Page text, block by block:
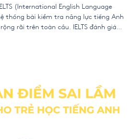
(International English Language
thống bài kiểm tra năng lực tiếng Anh
rãi trên toàn cầu. IELTS đánh giá